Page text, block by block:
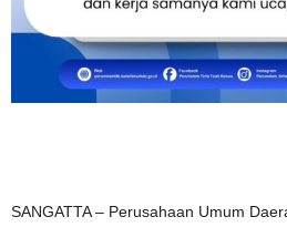
SANGATTA – Perusahaan Umum